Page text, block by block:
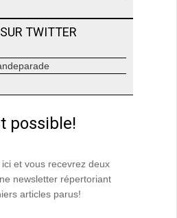
TWITTER
possible!
et vous recevrez deux
newsletter répertoriant
articles parus!